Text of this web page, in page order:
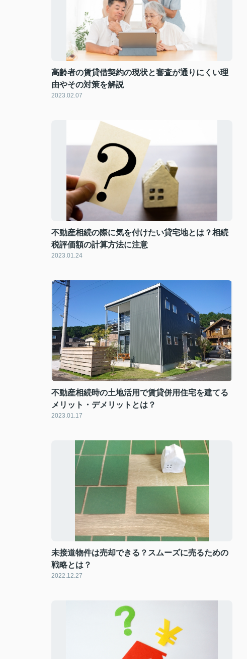
高齢者の賃貸借契約の現状と審査が通りにくい理
由やその対策を解説
2023.02.07
不動産相続の際に気を付けたい貸宅地とは？相続
税評価額の計算方法に注意
2023.01.24
不動産相続時の土地活用で賃貸併用住宅を建てる
メリット・デメリットとは？
2023.01.17
未接道物件は売却できる？スムーズに売るための
戦略とは？
2022.12.27